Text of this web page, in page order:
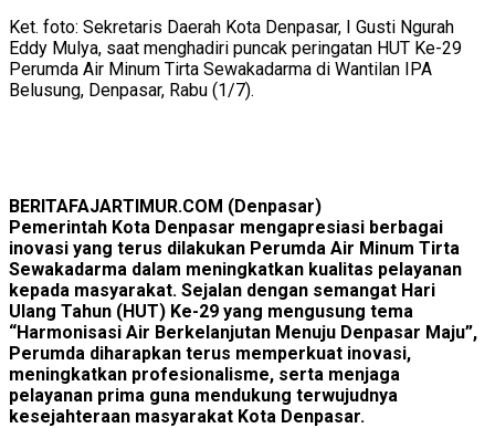
Ket. foto: Sekretaris Daerah Kota Denpasar, I Gusti Ngurah
Eddy Mulya, saat menghadiri puncak peringatan HUT Ke-29
Perumda Air Minum Tirta Sewakadarma di Wantilan IPA
Belusung, Denpasar, Rabu (1/7).
BERITAFAJARTIMUR.COM (Denpasar)
Pemerintah Kota Denpasar mengapresiasi berbagai
inovasi yang terus dilakukan Perumda Air Minum Tirta
Sewakadarma dalam meningkatkan kualitas pelayanan
kepada masyarakat. Sejalan dengan semangat Hari
Ulang Tahun (HUT) Ke-29 yang mengusung tema
“Harmonisasi Air Berkelanjutan Menuju Denpasar Maju”,
Perumda diharapkan terus memperkuat inovasi,
meningkatkan profesionalisme, serta menjaga
pelayanan prima guna mendukung terwujudnya
kesejahteraan masyarakat Kota Denpasar.